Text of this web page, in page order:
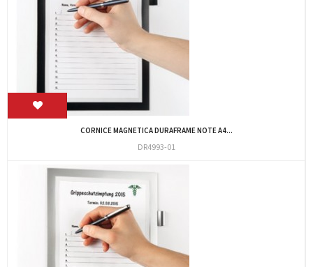
CORNICE MAGNETICA DURAFRAME NOTE A4...
DR4993-01